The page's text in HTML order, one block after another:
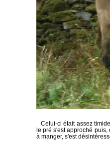
Celui-ci était assez
le pré s'est approché
à manger, s'est